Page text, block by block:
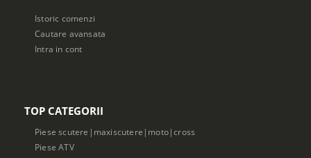
Istoric comenzi
Cautare avansata
Intra in cont
TOP CATEGORII
Piese scutere|maxiscutere|moto|cross
Piese ATV